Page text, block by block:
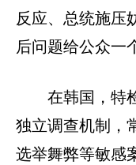
反应、总统施压
后问题给公众一
在韩国，特
独立调查机制，
选举舞弊等敏感